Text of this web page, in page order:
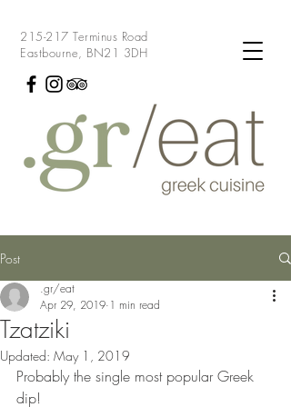
215-217 Terminus Road
Eastbourne, BN21 3DH
Post
Tzatziki
.gr/eat
Apr 29, 2019 1 min read
Updated: May 1, 2019
Probably the single most popular Greek
dip!